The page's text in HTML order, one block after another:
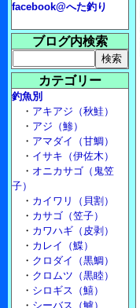
facebook@へた釣り
ブログ内検索
カテゴリー
釣魚別
・ アキアジ（秋鮭）
・ アジ（鯵）
・ アマダイ（甘鯛）
・ イサキ（伊佐木）
・ オニカサゴ（鬼笠
子）
・ カイワリ（貝割）
・ カサゴ（笠子）
・ カワハギ（皮剥）
・ カレイ（鰈）
・ クロダイ（黒鯛）
・ クロムツ（黒睦）
・ シロギス（鱚）
・ シーバス（鱸）